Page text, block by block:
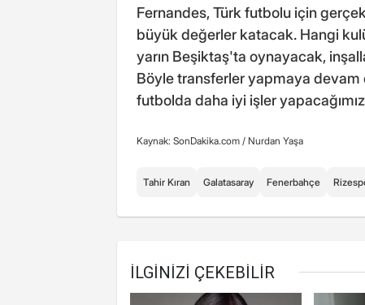
Fernandes, Türk futbolu için
büyük değerler katacak. Hangi
yarın Beşiktaş'ta oynayacak,
Böyle transferler yapmaya
futbolda daha iyi işler
Kaynak: SonDakika.com / Nurdan Yaşa
Tahir Kıran Galatasaray Fenerbahçe